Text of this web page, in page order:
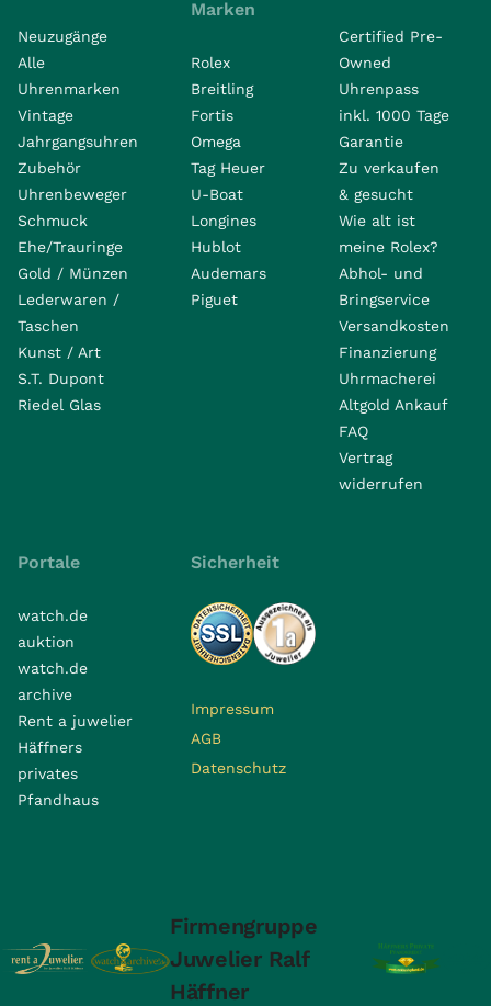
Neuzugänge
Alle
Uhrenmarken
Vintage
Jahrgangsuhren
Zubehör
Uhrenbeweger
Schmuck
Ehe/Trauringe
Gold / Münzen
Lederwaren /
Taschen
Kunst / Art
S.T. Dupont
Riedel Glas
Marken
Rolex
Breitling
Fortis
Omega
Tag Heuer
U-Boat
Longines
Hublot
Audemars
Piguet
Certified Pre-
Owned
Uhrenpass
inkl. 1000 Tage
Garantie
Zu verkaufen
& gesucht
Wie alt ist
meine Rolex?
Abhol- und
Bringservice
Versandkosten
Finanzierung
Uhrmacherei
Altgold Ankauf
FAQ
Vertrag
widerrufen
Portale
watch.de
auktion
watch.de
archive
Rent a juwelier
Häffners
privates
Pfandhaus
Sicherheit
Impressum
AGB
Datenschutz
Firmengruppe
Juwelier Ralf
Häffner